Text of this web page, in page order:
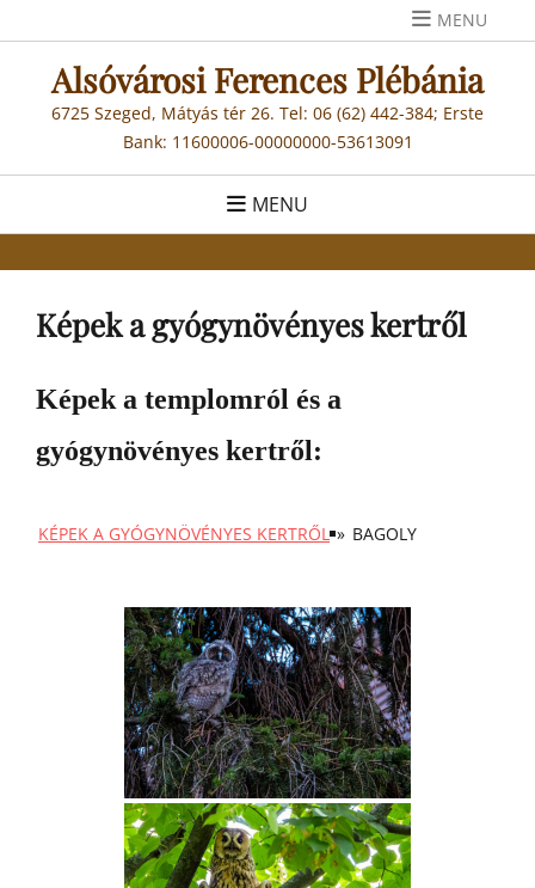
to
content
MENU
Alsóvárosi Ferences Plébánia
6725 Szeged, Mátyás tér 26. Tel: 06 (62) 442-384; Erste
Bank: 11600006-00000000-53613091
MENU
Képek a gyógynövényes kertről
Képek a templomról és a
gyógynövényes kertről:
KÉPEK A GYÓGYNÖVÉNYES KERTRŐL » BAGOLY